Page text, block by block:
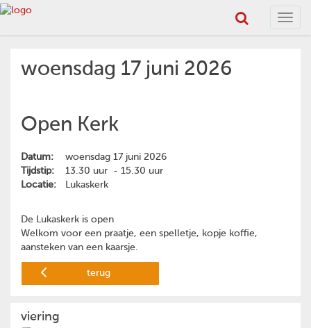
woensdag 17 juni 2026
Open Kerk
Datum:
woensdag 17 juni 2026
Tijdstip:
13.30 uur - 15.30 uur
Locatie:
Lukaskerk
De Lukaskerk is open
Welkom voor een praatje, een spelletje, kopje koffie,
aansteken van een kaarsje.
terug
viering